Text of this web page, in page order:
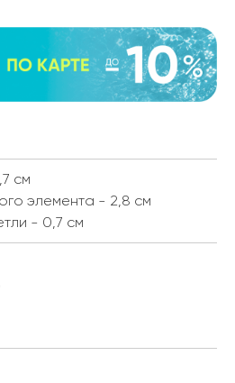
см
элемента - 2,8 см
- 0,7 см